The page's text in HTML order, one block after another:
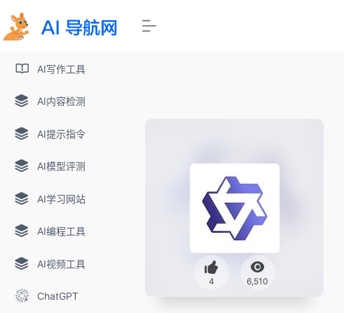
AI写作工具
AI内容检测
AI提示指令
AI模型评测
AI学习网站
AI编程工具
AI视频工具
ChatGPT
4 6,510